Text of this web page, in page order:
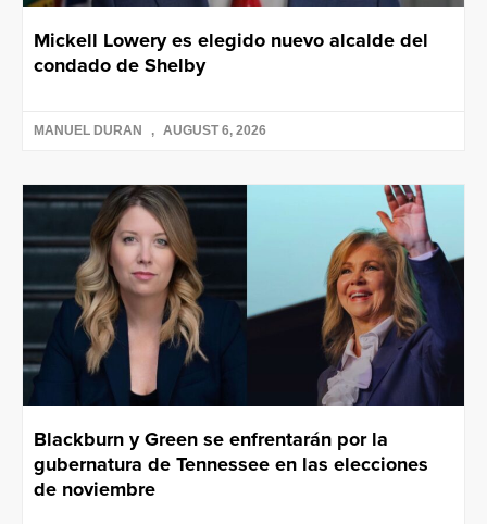
Mickell Lowery es elegido nuevo alcalde del
condado de Shelby
MANUEL DURAN AUGUST 6, 2026
Blackburn y Green se enfrentarán por la
gubernatura de Tennessee en las elecciones
de noviembre